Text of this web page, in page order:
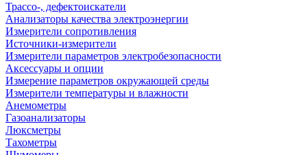
Трассо-, дефектоискатели
Анализаторы качества электроэнергии
Измерители сопротивления
Источники-измерители
Измерители параметров электробезопасности
Аксессуары и опции
Измерение параметров окружающей среды
Измерители температуры и влажности
Анемометры
Газоанализаторы
Люксметры
Тахометры